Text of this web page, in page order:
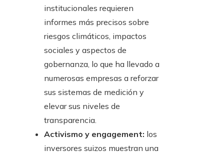
institucionales requieren
informes más precisos sobre
riesgos climáticos, impactos
sociales y aspectos de
gobernanza, lo que ha llevado a
numerosas empresas a reforzar
sus sistemas de medición y
elevar sus niveles de
transparencia.
Activismo y engagement: los
inversores suizos muestran una